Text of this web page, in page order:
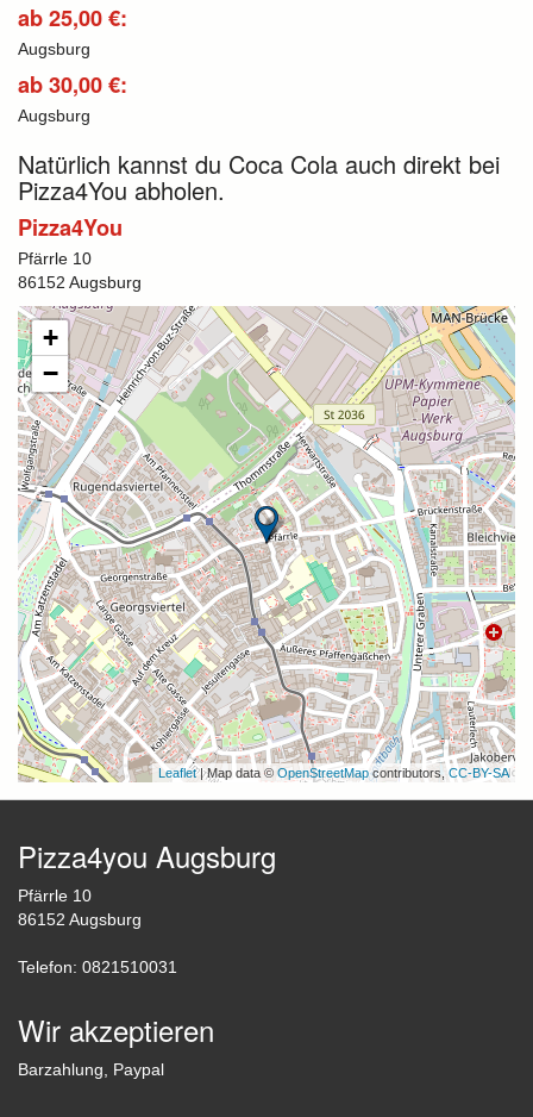
ab 25,00 €:
Augsburg
ab 30,00 €:
Augsburg
Natürlich kannst du Coca Cola auch direkt bei
Pizza4You abholen.
Pizza4You
Pfärrle 10
86152 Augsburg
+
−
Leaflet| Map data © OpenStreetMapcontributors,CC-BY-SA
Pizza4you Augsburg
Pfärrle 10
86152 Augsburg
Telefon: 0821510031
Wir akzeptieren
Barzahlung, Paypal